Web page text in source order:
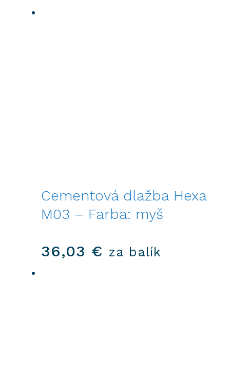
Cementová dlažba Hexa
M03 – Farba: myš
36,03 € za balík